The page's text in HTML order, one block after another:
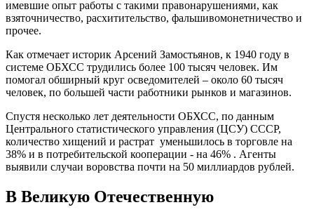
имевшие опыт работы с такими правонарушениями, как
взяточничество, расхитительство, фальшивомонетничество и
прочее.
Как отмечает историк Арсений Замостьянов, к 1940 году в
системе ОБХСС трудились более 100 тысяч человек. Им
помогал обширный круг осведомителей – около 60 тысяч
человек, по большей части работники рынков и магазинов.
Спустя несколько лет деятельности ОБХСС, по данным
Центрального статистического управления (ЦСУ) СССР,
количество хищений и растрат уменьшилось в торговле на
38% и в потребительской кооперации - на 46% . Агенты
выявили случаи воровства почти на 50 миллиардов рублей.
В Великую Отечественную